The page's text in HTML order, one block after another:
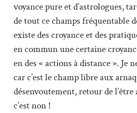
voyance pure et d’astrologues,
de tout ce champs fréquentable
existe des croyance et des
en commun une certaine
en des « actions à distance ». Je
car c’est le champ libre aux
désenvoutement, retour de
c’est non !